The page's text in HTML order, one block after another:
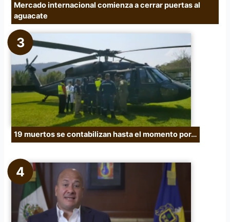
Mercado internacional comienza a cerrar puertas al
aguacate
19 muertos se contabilizan hasta el momento por…